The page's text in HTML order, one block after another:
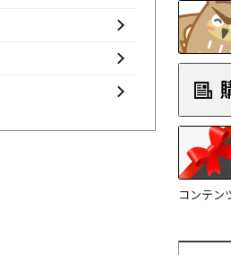
コンテン